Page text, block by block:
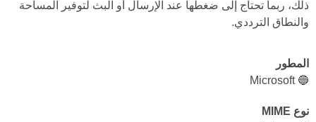
ذلك، ربما تحتاج إلى ضغطها عند الإرسال أو البث لتوفير المساحة
والنطاق الترددي.
المطور
🔵 Microsoft
نوع MIME